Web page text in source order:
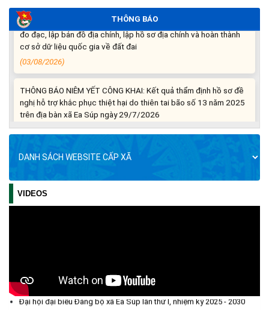
THÔNG BÁO
THÔNG BÁO: Cảnh báo thủ đoạn lừa đảo thông qua công tác
đo đạc, lập bản đồ địa chính, lập hồ sơ địa chính và hoàn thành
cơ sở dữ liệu quốc gia về đất đai
(03/08/2026)
nghị hỗ trợ khắc phục thiệt hại do thiên tai bão số 13 năm 2025
trên địa bàn xã Ea Súp ngày 29/7/2026
(31/07/2026)
THÔNG BÁO: Về việc tổ chức khám sức khỏe định kỳ, khám
sàng lọc cho Nhân dân năm 2026
(30/07/2026)
Thông tin về 17 khu đất đấu giá quyền sử dụng đất trên địa bàn
triệt và triển khai thực hiện Nghị quyết Hội nghị lần thứ ba Ban
Chấp hành Trung ương Đảng khóa XIV
(28/07/2026)
VIDEOS
sau sáp nhập
Đại hội đại biểu Đảng bộ xã Ea Súp lần thứ I, nhiệm kỳ 2025 - 2030